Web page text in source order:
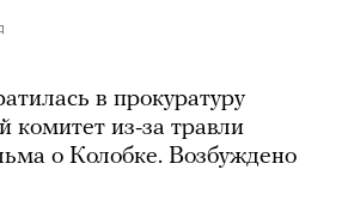
в прокуратуру
комитет из-за травли
о Колобке. Возбуждено